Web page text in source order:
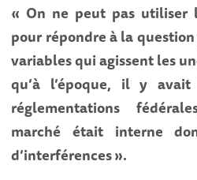
« On ne peut pas utiliser
pour répondre à la
variables qui agissent les
qu’à l’époque, il y
réglementations
marché était interne
d’interférences ».